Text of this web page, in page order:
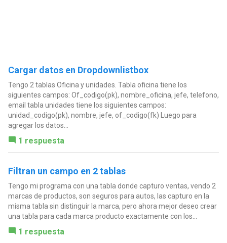
Cargar datos en Dropdownlistbox
Tengo 2 tablas Oficina y unidades. Tabla oficina tiene los
siguientes campos: Of_codigo(pk), nombre_oficina, jefe, telefono,
email tabla unidades tiene los siguientes campos:
unidad_codigo(pk), nombre, jefe, of_codigo(fk) Luego para
agregar los datos...
1 respuesta
Filtran un campo en 2 tablas
Tengo mi programa con una tabla donde capturo ventas, vendo 2
marcas de productos, son seguros para autos, las capturo en la
misma tabla sin distinguir la marca, pero ahora mejor deseo crear
una tabla para cada marca producto exactamente con los...
1 respuesta